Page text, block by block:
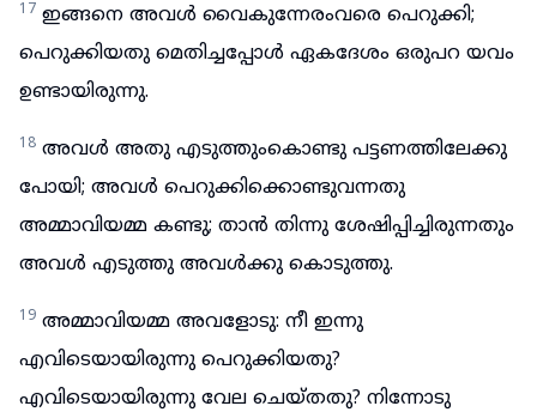
17 ഇങ്ങനെ അവൾ വൈകുന്നേരംവരെ പെറുക്കി;
പെറുക്കിയതു മെതിച്ചപ്പോൾ ഏകദേശം ഒരുപറ യവം
ഉണ്ടായിരുന്നു.
18 അവൾ അതു എടുത്തുംകൊണ്ടു പട്ടണത്തിലേക്കു
പോയി; അവൾ പെറുക്കിക്കൊണ്ടുവന്നതു
അമ്മാവിയമ്മ കണ്ടു; താൻ തിന്നു ശേഷിപ്പിച്ചിരുന്നതും
അവൾ എടുത്തു അവൾക്കു കൊടുത്തു.
19 അമ്മാവിയമ്മ അവളോടു: നീ ഇന്നു
എവിടെയായിരുന്നു പെറുക്കിയതു?
എവിടെയായിരുന്നു വേല ചെയ്തതു? നിന്നോടു